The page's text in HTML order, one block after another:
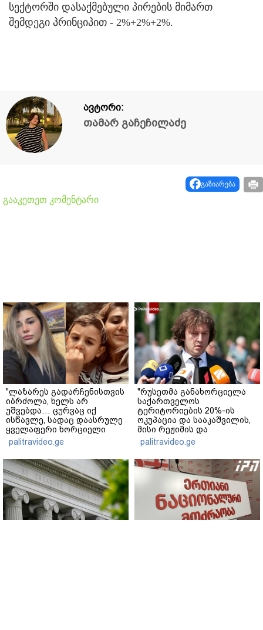
სექტორში დასაქმებული პირების მიმართ
შემდეგი პრინციპით - 2%+2%+2%.
ავტორი:
თამარ გაჩეჩილაძე
გაზიარება
გააკეთეთ კომენტარი
"ლაზარეს გადარჩენისთვის
იბრძოლა, ხელს არ
უშვებდა… ცურვაც იქ
ისწავლე, სადაც დაასრულე
ყველაფერი ხორციელი
ცხოვრებიდან" – რას წერს
ხობში დაღუპული დედა-
შვილის ახლობელი?
palitravideo.ge
"რუსეთმა განახორციელა
საქართველოს
ტერიტორიების 20%-ის
ოკუპაცია და სააკაშვილის,
მისი რეჟიმის და
"ნაცმოძრაობის" ღალატი
ვერანაირად ვერ
გადაფარავს ამ
დანაშაულს" - ირაკლი
palitravideo.ge